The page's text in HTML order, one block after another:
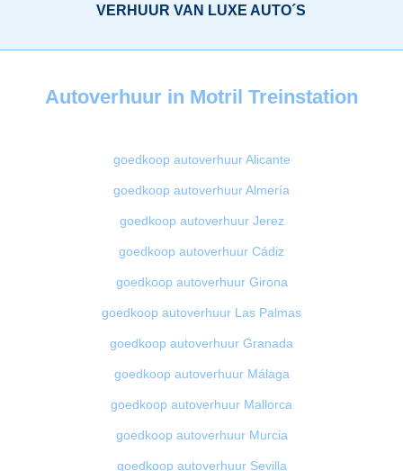
VERHUUR VAN LUXE AUTO´S
Autoverhuur in Motril Treinstation
goedkoop autoverhuur Alicante
goedkoop autoverhuur Almería
goedkoop autoverhuur Jerez
goedkoop autoverhuur Cádiz
goedkoop autoverhuur Girona
goedkoop autoverhuur Las Palmas
goedkoop autoverhuur Granada
goedkoop autoverhuur Málaga
goedkoop autoverhuur Mallorca
goedkoop autoverhuur Murcia
goedkoop autoverhuur Sevilla